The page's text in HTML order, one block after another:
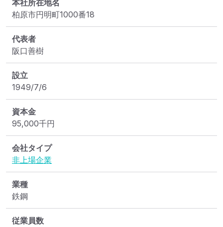
本社所在地名
柏原市円明町1000番18
代表者
阪⼝善樹
設立
1949/7/6
資本金
95,000千円
会社タイプ
非上場企業
業種
鉄鋼
従業員数